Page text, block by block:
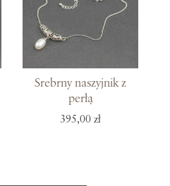
Srebrny naszyjnik z
perłą
395,00 zł